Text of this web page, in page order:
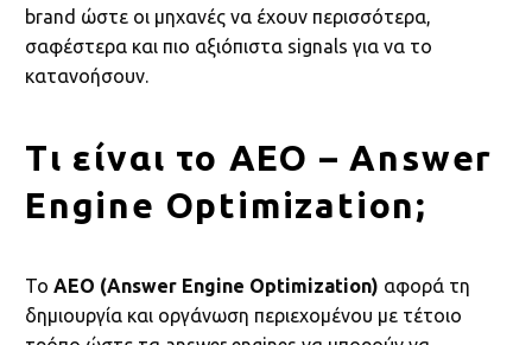
brand ώστε οι μηχανές να έχουν περισσότερα,
σαφέστερα και πιο αξιόπιστα signals για να το
κατανοήσουν.
Τι είναι το AEO – Answer
Engine Optimization;
Το AEO (Answer Engine Optimization) αφορά τη
δημιουργία και οργάνωση περιεχομένου με τέτοιο